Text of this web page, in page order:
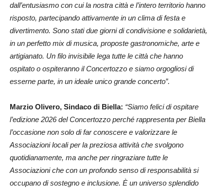
dall’entusiasmo con cui la nostra città e l’intero territorio hanno
risposto, partecipando attivamente in un clima di festa e
divertimento. Sono stati due giorni di condivisione e solidarietà,
in un perfetto mix di musica, proposte gastronomiche, arte e
artigianato. Un filo invisibile lega tutte le città che hanno
ospitato o ospiteranno il Concertozzo e siamo orgogliosi di
esserne parte, in un ideale unico grande concerto”.
Marzio Olivero, Sindaco di Biella: “Siamo felici di ospitare
l’edizione 2026 del Concertozzo perché rappresenta per Biella
l’occasione non solo di far conoscere e valorizzare le
Associazioni locali per la preziosa attività che svolgono
quotidianamente, ma anche per ringraziare tutte le
Associazioni che con un profondo senso di responsabilità si
occupano di sostegno e inclusione. È un universo splendido